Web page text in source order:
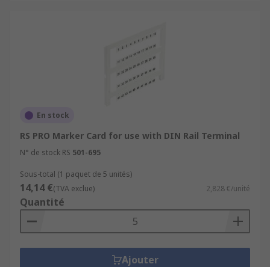
En stock
RS PRO Marker Card for use with DIN Rail Terminal
N° de stock RS 501-695
Sous-total (1 paquet de 5 unités)
14,14 €(TVA exclue) 2,828 €/unité
Quantité
Ajouter